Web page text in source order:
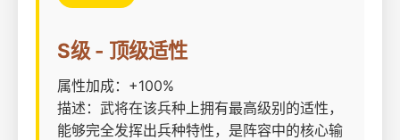
S级 - 顶级适性
属性加成：+100%
描述：武将在该兵种上拥有最高级别的适性，
能够完全发挥出兵种特性，是阵容中的核心输